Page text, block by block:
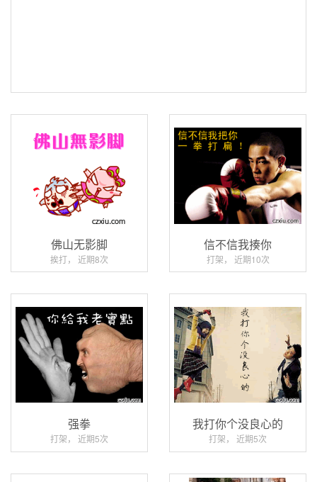
佛山无影脚
挨打， 近期8次
信不信我揍你
打架， 近期10次
强拳
打架， 近期5次
我打你个没良心的
打架， 近期5次